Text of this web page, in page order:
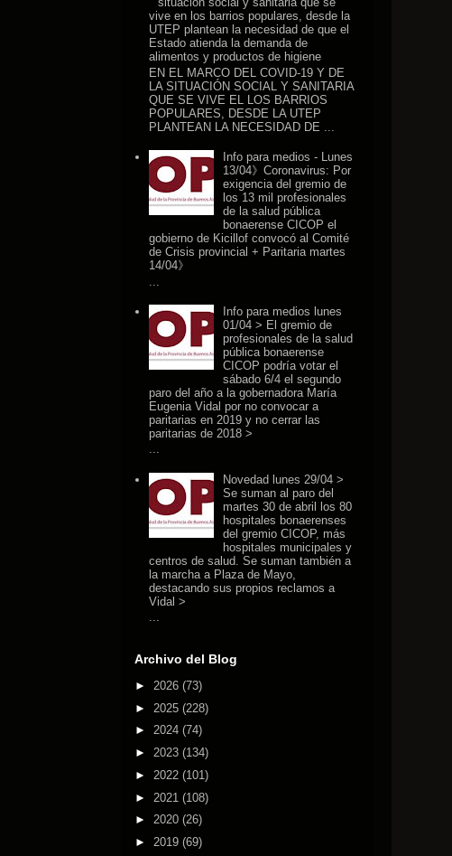
vive en los barrios populares, desde la
UTEP plantean la necesidad de que el
Estado atienda la demanda de
alimentos y productos de higiene
EN EL MARCO DEL COVID-19 Y DE
LA SITUACIÓN SOCIAL Y SANITARIA
QUE SE VIVE EL LOS BARRIOS
POPULARES, DESDE LA UTEP
PLANTEAN LA NECESIDAD DE ...
Info para medios - Lunes
13/04》Coronavirus: Por
exigencia del gremio de
los 13 mil profesionales
de la salud pública
bonaerense CICOP el
gobierno de Kicillof convocó al Comité
de Crisis provincial + Paritaria martes
14/04》
Info para medios lunes
01/04 > El gremio de
profesionales de la salud
pública bonaerense
CICOP podría votar el
sábado 6/4 el segundo
paro del año a la gobernadora María
Eugenia Vidal por no convocar a
paritarias en 2019 y no cerrar las
paritarias de 2018 >
...
Novedad lunes 29/04 >
Se suman al paro del
martes 30 de abril los 80
hospitales bonaerenses
del gremio CICOP, más
hospitales municipales y
centros de salud. Se suman también a
la marcha a Plaza de Mayo,
destacando sus propios reclamos a
Vidal >
...
Archivo del Blog
► 2026 (73)
► 2025 (228)
► 2024 (74)
► 2023 (134)
► 2022 (101)
► 2021 (108)
► 2020 (26)
► 2019 (69)